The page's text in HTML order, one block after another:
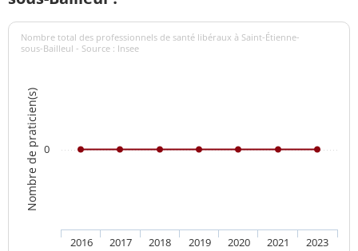
Nombre de praticien(s)
Nombre total des professionnels de santé libéraux à Saint-Étienne-
sous-Bailleul - Source : Insee
2016 2017 2018 2019 2020 2021 2023
0